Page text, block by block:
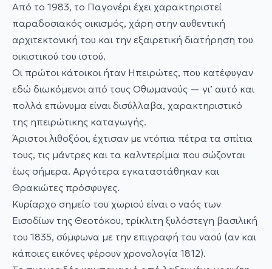
Από το 1983, το Παγονέρι έχει χαρακτηριστεί
παραδοσιακός οικισμός, χάρη στην αυθεντική
αρχιτεκτονική του και την εξαιρετική διατήρηση του
οικιστικού του ιστού.
Οι πρώτοι κάτοικοι ήταν Ηπειρώτες, που κατέφυγαν
εδώ διωκόμενοι από τους Οθωμανούς — γι’ αυτό και
πολλά επώνυμα είναι δισύλλαβα, χαρακτηριστικό
της ηπειρώτικης καταγωγής.
Άριστοι λιθοξόοι, έχτισαν με ντόπια πέτρα τα σπίτια
τους, τις μάντρες και τα καλντερίμια που σώζονται
έως σήμερα. Αργότερα εγκαταστάθηκαν και
Θρακιώτες πρόσφυγες.
Κυρίαρχο σημείο του χωριού είναι ο ναός των
Εισοδίων της Θεοτόκου, τρίκλιτη ξυλόστεγη βασιλική
του 1835, σύμφωνα με την επιγραφή του ναού (αν και
κάποιες εικόνες φέρουν χρονολογία 1812).